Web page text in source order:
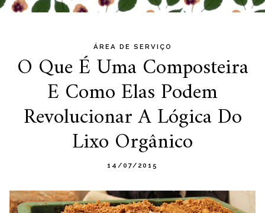
SUSTENTABILIDADE POR CRISTAL MUNIZ
ÁREA DE SERVIÇO
O Que É Uma Composteira
E Como Elas Podem
Revolucionar A Lógica Do
Lixo Orgânico
14/07/2015